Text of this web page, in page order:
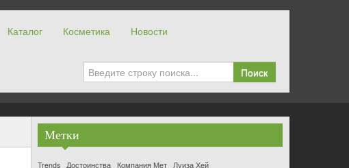
Каталог Косметика Новости
Поиск
Метки
Trends Достоинства Компания Мет Луиза Хей